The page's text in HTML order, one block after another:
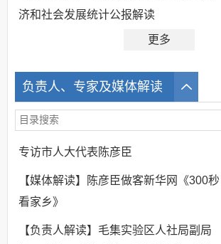
济和社会发展统计公报解读
更多
负责人、专家及媒体解读
专访市人大代表陈彦臣
【媒体解读】陈彦臣做客新华网《300秒
看家乡》
【负责人解读】毛集实验区人社局副局